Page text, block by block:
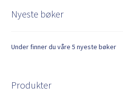
Nyeste bøker
Under finner du våre 5 nyeste bøker
Produkter